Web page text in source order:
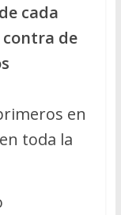
cada
de
en
toda la